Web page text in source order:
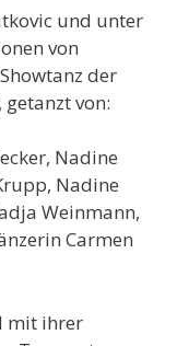
und unter
von
der
getanzt von:
Nadine
Nadine
Weinmann,
Carmen
mit ihrer